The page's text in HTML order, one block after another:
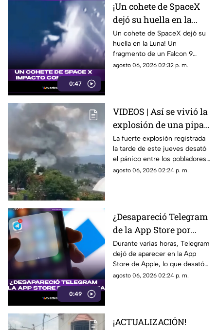
actividad eléctrica constante,
mientras que en Cuernavaca,
Jiutepec y Cuautla existe
riesgo de encharcamientos e
inundaciones repentinas.
0:47
¡Un cohete de SpaceX
dejó su huella en la
Luna!
Un cohete de SpaceX dejó su
huella en la Luna! Un
fragmento de un Falcon 9
impactó el satélite natural a
agosto 06, 2026 02:32 p. m.
VIDEOS | Así se vivió la
explosión de una pipa
de gas en la colonia Las
Granjas, Cuernavaca
La fuerte explosión registrada
la tarde de este jueves desató
el pánico entre los pobladores
de la colonia Las Granjas.
agosto 06, 2026 02:24 p. m.
0:49
¿Desapareció Telegram
de la App Store por
censura?
Durante varias horas, Telegram
dejó de aparecer en la App
Store de Apple, lo que desató
especulaciones en redes
aplicación, aclaró que el retiro
temporal se debió a un
agosto 06, 2026 02:24 p. m.
¡ACTUALIZACIÓN!